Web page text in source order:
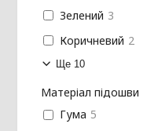
Зелений 3
Коричневий 2
Ще 10
Матеріал підошви
Гума 5